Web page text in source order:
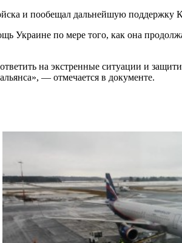
и пообещал дальнейшую поддержку
по мере того, как она
на экстренные ситуации и
— отмечается в документе.